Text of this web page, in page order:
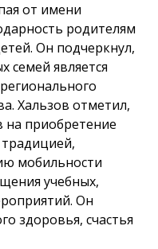
от имени
родителям
Он подчеркнул,
семей является
Хальзов отметил,
на приобретение
мобильности
учебных,
Он
здоровья, счастья